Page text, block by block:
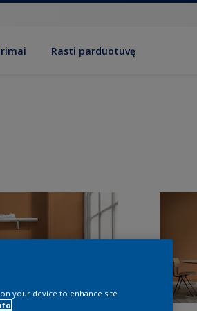
Rasti parduotuvę
your device to enhance site